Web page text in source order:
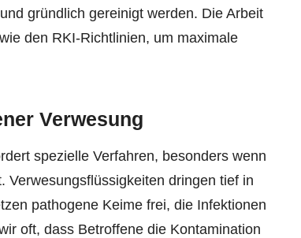
gründlich gereinigt werden. Die Arbeit
den RKI-Richtlinien, um maximale
Verwesung
spezielle Verfahren, besonders wenn
Verwesungsflüssigkeiten dringen tief in
pathogene Keime frei, die Infektionen
oft, dass Betroffene die Kontamination